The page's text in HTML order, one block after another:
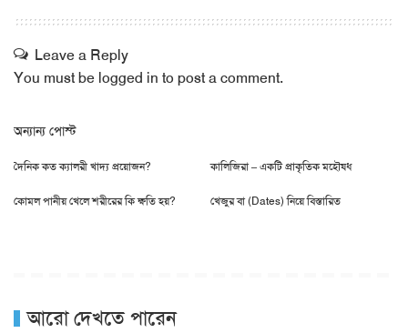
Leave a Reply
You must be logged in to post a comment.
অন্যান্য পোস্ট
দৈনিক কত ক্যালরী খাদ্য প্রয়োজন? কালিজিরা – একটি প্রাকৃতিক মহৌষধ
কোমল পানীয় খেলে শরীরের কি ক্ষতি হয়? খেজুর বা (Dates) নিয়ে বিস্তারিত
আরো দেখতে পারেন